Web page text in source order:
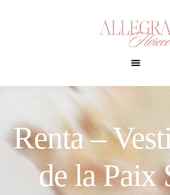
Renta –
de la Paix
NOSOTROS
CATÁLOGO
CONTACTO
ACCESORIOS